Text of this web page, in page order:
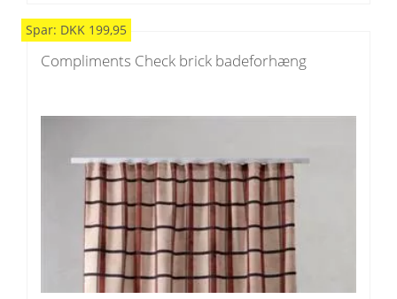
Spar: DKK 199,95
Compliments Check brick badeforhæng